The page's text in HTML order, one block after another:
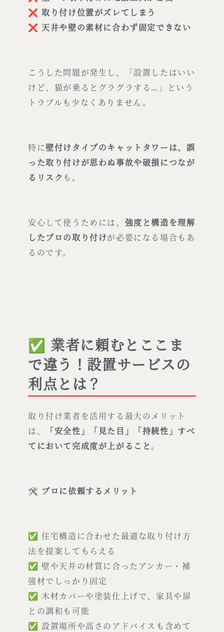
❌取り付け位置がズレてしまう
❌ 天井や壁の素材に合わず固定できない
こうした問題が発生し、「設置したはいい
けど、猫が乗るとグラグラする…」という
トラブルも少なくありません。
特に壁付けタイプのキャットタワーは、誤
った取り付けが思わぬ事故や破損につなが
るリスク も。
安心して使うためには、 強度と構造を理解
したプロの取り付けが必要になる場合もあ
るのです。
✅ 業者に頼むとここま
で違う！設置サービスの
利点とは？
取り付け業者を活用する最大のメリット
は、
「安全性」「見た目」「持続性」すべ
てにおいて完成度が上がること。
🛠 プロに依頼するメリット
✅ 住宅構造に合わせた最適な取り付け方
法を提案してもらえる
✅ 壁や天井の材質に合ったアンカー・補
強材でしっかり固定
✅ 木材カバーや塗装仕上げで、家具や扉
との調和も可能
✅ 設置場所や高さのアドバイスも含めて